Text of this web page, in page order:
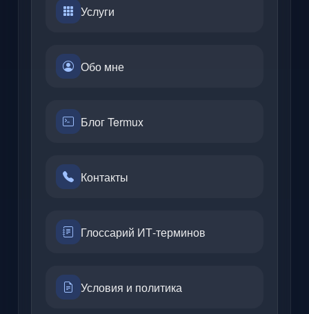
Услуги
Обо мне
Блог Termux
Контакты
Глоссарий ИТ-терминов
Условия и политика